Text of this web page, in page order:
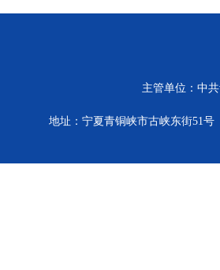
主管单位：中
地址：宁夏青铜峡市古峡东街51